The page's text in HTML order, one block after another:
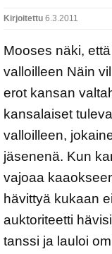
Kirjoitettu6.3.2011
Mooses näki,
valloilleen Näin
erot kansan
kansalaiset
valloilleen,
jäsenenä. Kun
vajoaa
hävittyä kukaan
auktoriteetti
tanssi ja lauloi